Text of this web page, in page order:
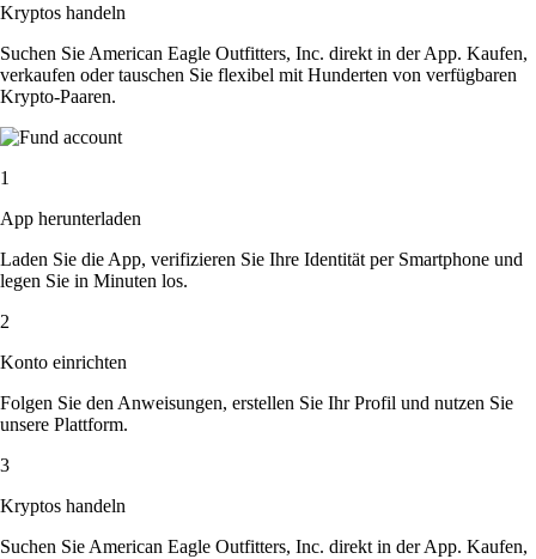
Kryptos handeln
Suchen Sie American Eagle Outfitters, Inc. direkt in der App. Kaufen,
verkaufen oder tauschen Sie flexibel mit Hunderten von verfügbaren
Krypto-Paaren.
1
App herunterladen
Laden Sie die App, verifizieren Sie Ihre Identität per Smartphone und
legen Sie in Minuten los.
2
Konto einrichten
Folgen Sie den Anweisungen, erstellen Sie Ihr Profil und nutzen Sie
unsere Plattform.
3
Kryptos handeln
Suchen Sie American Eagle Outfitters, Inc. direkt in der App. Kaufen,